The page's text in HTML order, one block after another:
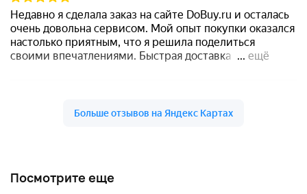
Посмотрите еще